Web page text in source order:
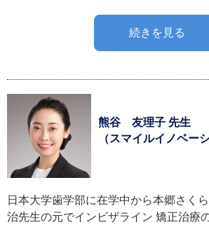
続きを見る
熊谷 友理子 先生
（スマイルイノベー
日本大学歯学部に在学中から本郷さく
治先生の元でインビザライン 矯正治療